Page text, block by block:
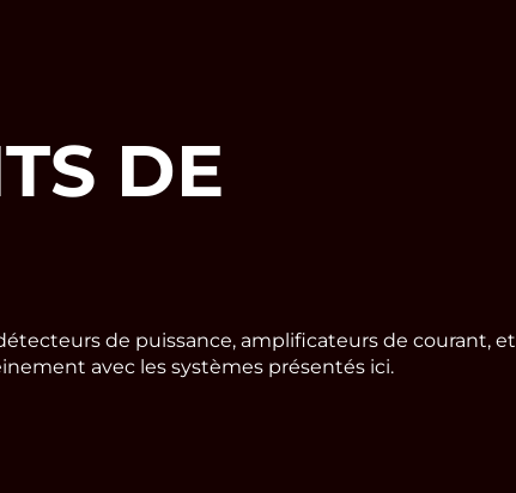
DE
de puissance, amplificateurs de courant, et
avec les systèmes présentés ici.